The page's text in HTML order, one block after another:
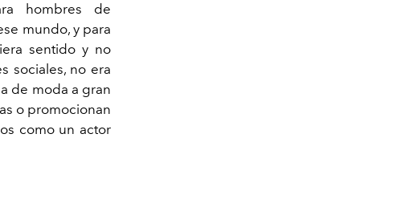
hombres de
mundo, y para
sentido y no
sociales, no era
de moda a gran
o promocionan
como un actor